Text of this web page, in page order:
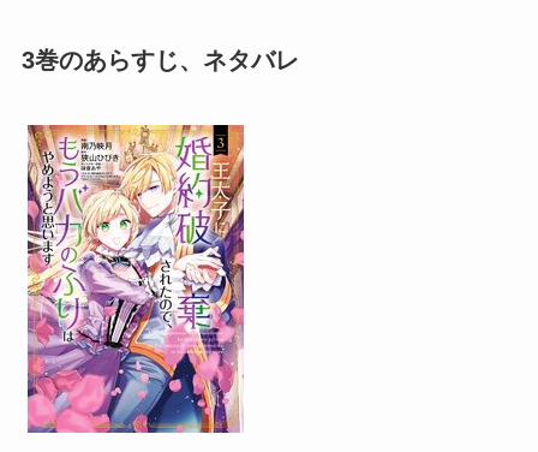
3巻のあらすじ、ネタバレ